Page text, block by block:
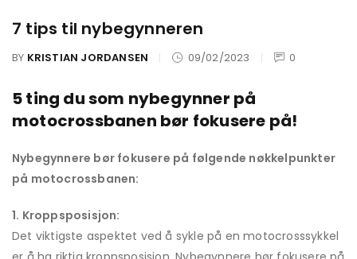
7 tips til nybegynneren
BY KRISTIAN JORDANSEN 09/02/2023 0
5 ting du som nybegynner på
motocrossbanen bør fokusere på!
Nybegynnere bør fokusere på følgende nøkkelpunkter
på motocrossbanen:
1. Kroppsposisjon:
Det viktigste aspektet ved å sykle på en motocrosssykkel